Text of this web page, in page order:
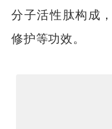
分子活性肽构成
修护等功效。